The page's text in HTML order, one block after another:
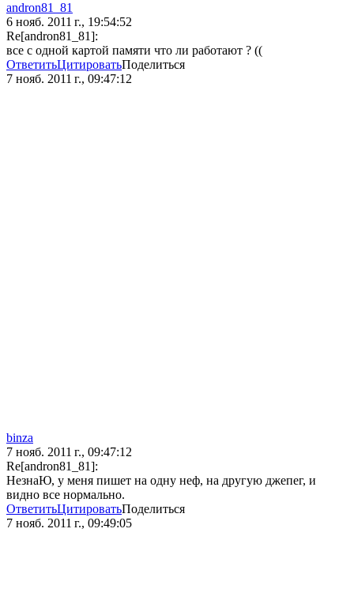
andron81_81
6 нояб. 2011 г., 19:54:52
Re[andron81_81]:
все с одной картой памяти что ли работают ? ((
ОтветитьЦитироватьПоделиться
7 нояб. 2011 г., 09:47:12
binza
7 нояб. 2011 г., 09:47:12
Re[andron81_81]:
НезнаЮ, у меня пишет на одну неф, на другую джепег, и
видно все нормально.
ОтветитьЦитироватьПоделиться
7 нояб. 2011 г., 09:49:05